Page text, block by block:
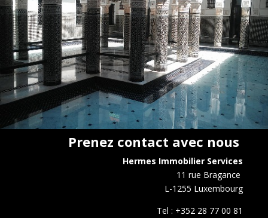
Prenez contact avec nous
Hermes Immobilier Services
11 rue Bragance
L-1255 Luxembourg
Tel : +352 28 77 00 81